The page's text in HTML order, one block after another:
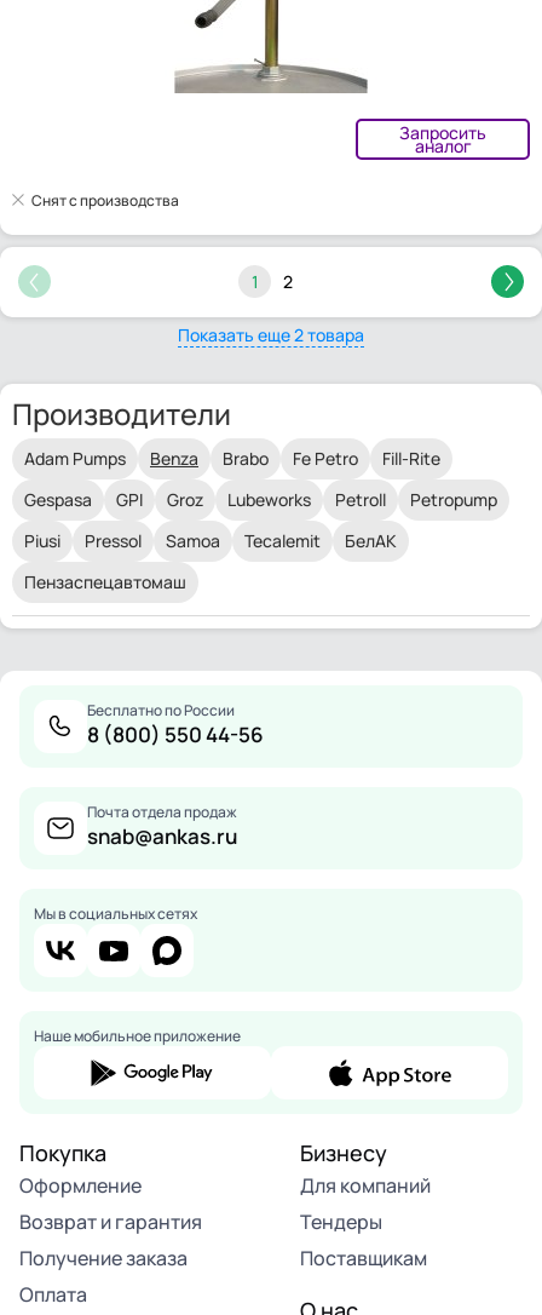
Запросить
аналог
Снят с производства
1 2
Показать еще 2 товара
Производители
Adam Pumps Benza Brabo Fe Petro
Fill-Rite
Gespasa
GPI Groz Lubeworks Petroll
Petropump
Piusi
Pressol Samoa Tecalemit
БелАК
Пензаспецавтомаш
Бесплатно по России
8 (800) 550 44-56
Почта отдела продаж
snab@ankas.ru
Мы в социальных сетях
Наше мобильное приложение
Покупка
Оформление
Возврат и гарантия
Получение заказа
Оплата
Бизнесу
Для компаний
Тендеры
Поставщикам